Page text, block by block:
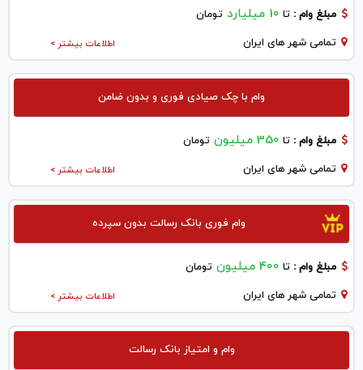
مبلغ وام : تا 10 میلیارد تومان
اطلاعات بیشتر > تمامی شهر های ایران
وام با چک صیادی فوری و بدون ضامن
مبلغ وام : تا 350 میلیون تومان
اطلاعات بیشتر > تمامی شهر های ایران
وام فوری بانک رسالت بدون سپرده
مبلغ وام : تا 400 میلیون تومان
اطلاعات بیشتر > تمامی شهر های ایران
وام و امتیاز بانک رسالت